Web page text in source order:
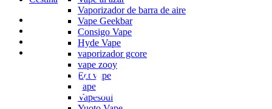
Vaporizador de barra de aire
Vape Geekbar
Consigo Vape
Hyde Vape
vaporizador gcore
vape zooy
Ect vape
vape
Vapesoul